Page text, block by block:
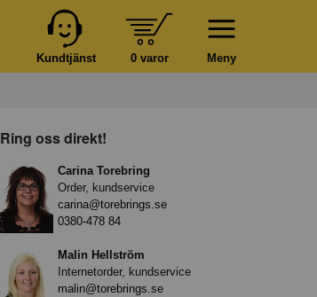
Meny
0 varor
Kundtjänst
Ring oss direkt!
Carina Torebring
Order, kundservice
carina@torebrings.se
0380-478 84
Malin Hellström
Internetorder, kundservice
malin@torebrings.se